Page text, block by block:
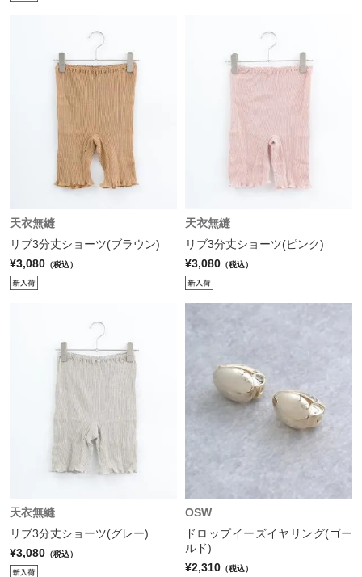
天衣無縫
リブ3分丈ショーツ(ブラウン)
¥3,080 （税込）
天衣無縫
リブ3分丈ショーツ(ピンク)
¥3,080 （税込）
天衣無縫
リブ3分丈ショーツ(グレー)
¥3,080 （税込）
OSW
ドロップイーズイヤリング(ゴー
ルド)
¥2,310 （税込）